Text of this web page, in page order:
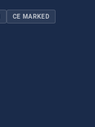
CE MARKED